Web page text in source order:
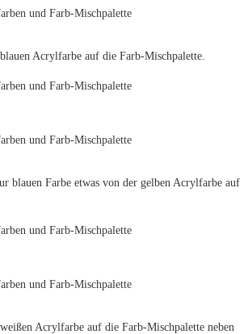
Acrylfarbe auf die Farb-Mischpalette.
blauen Farbe etwas von der gelben Acrylfarbe auf
Acrylfarbe auf die Farb-Mischpalette neben